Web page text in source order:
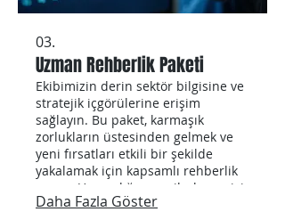
03.
Uzman Rehberlik Paketi
Ekibimizin derin sektör bilgisine ve
stratejik içgörülerine erişim
sağlayın. Bu paket, karmaşık
zorlukların üstesinden gelmek ve
yeni fırsatları etkili bir şekilde
yakalamak için kapsamlı rehberlik
sunar. Uzmanlığımızın ilerlemenizi
hızlandırmasına ve bilinçli karar
Daha Fazla Göster